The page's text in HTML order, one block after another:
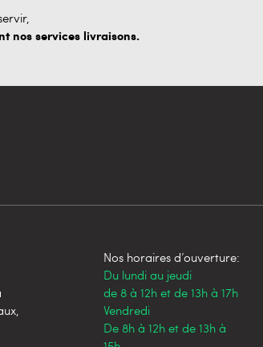
nos services livraisons.
Nos horaires d’ouverture:
Du lundi au jeudi
de 8 à 12h et de 13h à 17h
Vendredi
De 8h à 12h et de 13h à